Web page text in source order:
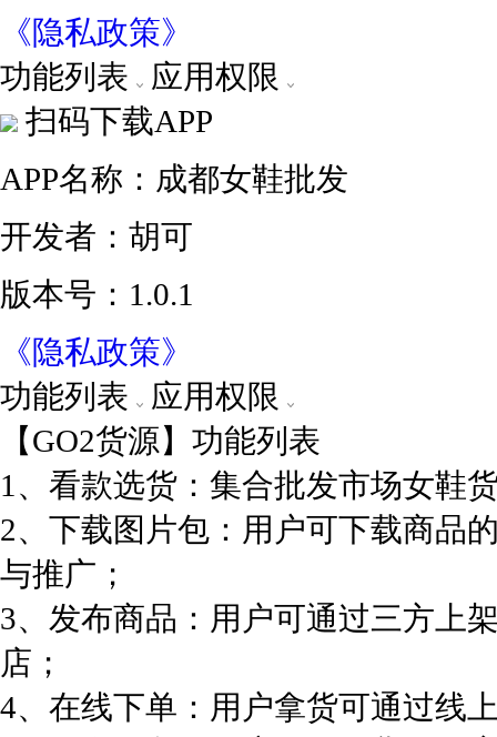
《隐私政策》
功能列表
应用权限
扫码下载APP
APP名称：成都女鞋批发
开发者：胡可
版本号：1.0.1
《隐私政策》
功能列表
应用权限
【GO2货源】功能列表
1、看款选货：集合批发市场女鞋
2、下载图片包：用户可下载商品
与推广；
3、发布商品：用户可通过三方上
店；
4、在线下单：用户拿货可通过线